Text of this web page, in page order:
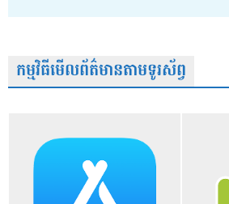
កម្មវិធីមើលព័ត៌មានតាមទូរស័ព្វ